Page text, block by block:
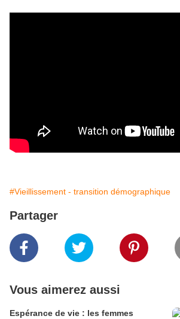
#Vieillissement - transition démographique
Partager
Vous aimerez aussi
Espérance de vie : les femmes